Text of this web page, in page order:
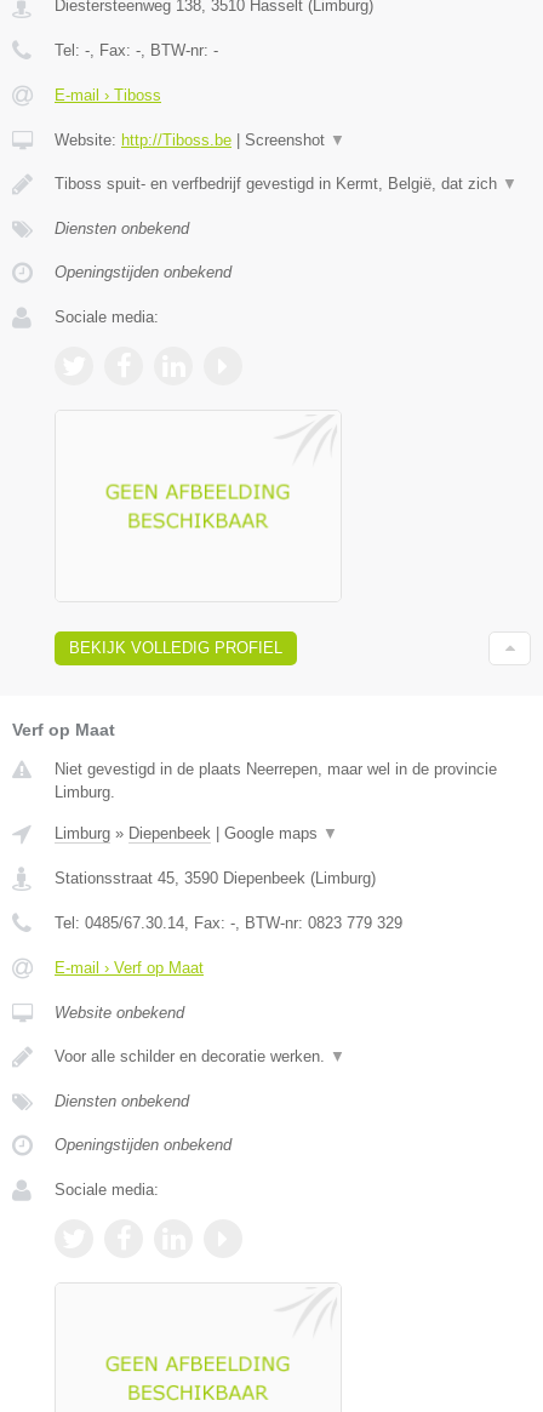
Diestersteenweg 138 3510 Hasselt ( Limburg)
Tel: - , Fax: - , BTW-nr: -
E-mail › Tiboss
Website: http://Tiboss.be Screenshot ▼
Tiboss spuit- en verfbedrijf gevestigd in Kermt, België, dat zich ▼
Diensten onbekend
Openingstijden onbekend
Sociale media:
BEKIJK VOLLEDIG PROFIEL
Verf op Maat
Niet gevestigd in de plaats Neerrepen, maar wel in de provincie
Limburg.
Limburg » Diepenbeek | Google maps ▼
Stationsstraat 45 3590 Diepenbeek (Limburg)
Tel: 0485/67.30.14 , Fax: - , BTW-nr: 0823 779 329
E-mail › Verf op Maat
Website onbekend
Voor alle schilder en decoratie werken. ▼
Diensten onbekend
Openingstijden onbekend
Sociale media: